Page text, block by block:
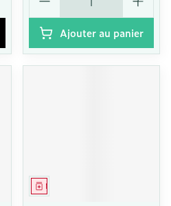
Ajouter au panier
Médicament